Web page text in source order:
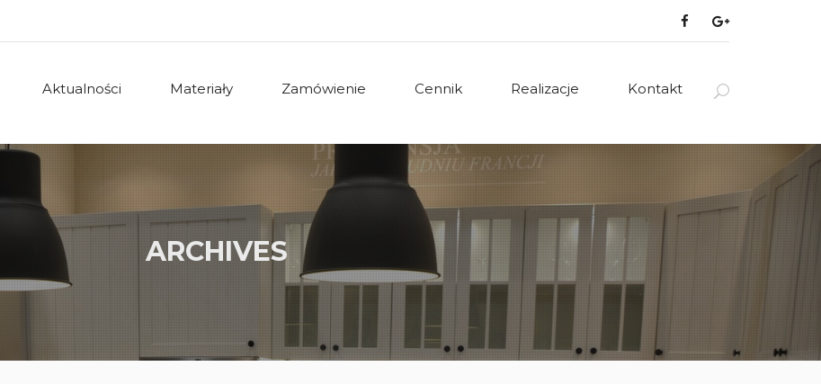
Aktualności Materiały Zamówienie Cennik Realizacje Kontakt
ARCHIVES